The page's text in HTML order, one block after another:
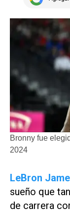
Bronny fue
2024
LeBron
sueño que
de carrera